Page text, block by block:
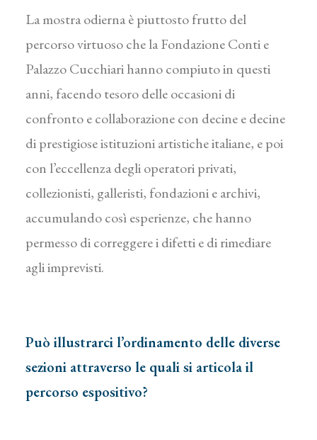
La mostra odierna è piuttosto frutto del
percorso virtuoso che la Fondazione Conti e
Palazzo Cucchiari hanno compiuto in questi
anni, facendo tesoro delle occasioni di
confronto e collaborazione con decine e decine
di prestigiose istituzioni artistiche italiane, e poi
con l’eccellenza degli operatori privati,
collezionisti, galleristi, fondazioni e archivi,
accumulando così esperienze, che hanno
permesso di correggere i difetti e di rimediare
agli imprevisti.
Può illustrarci l’ordinamento delle diverse
sezioni attraverso le quali si articola il
percorso espositivo?